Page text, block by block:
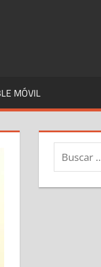
MÓVIL
Buscar: